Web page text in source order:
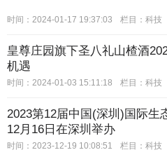
时间：2024-01-17 19:37:03 栏目： 科技
皇尊庄园旗下圣八礼山楂酒
机遇
时间：2024-01-03 15:11:18 栏目： 科技
2023第12届中国(深圳)国际生
12月16日在深圳举办
时间：2023-12-19 10:08:51 栏目： 科技